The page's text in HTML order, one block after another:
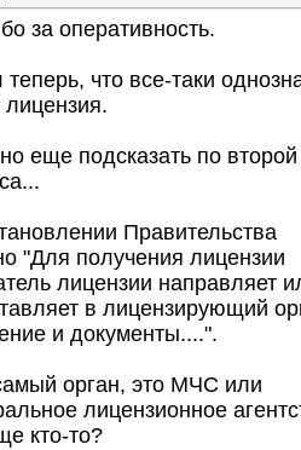
за оперативность.
что все-таки
еще подсказать по второй
Правительства
"Для получения лицензии
лицензии направляет
в лицензирующий
и документы....".
орган, это МЧС или
лицензионное
кто-то?